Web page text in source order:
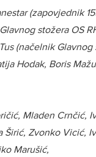
(zapovjednik
stožera OS
(načelnik
Hodak, Boris
Mladen Crnčić,
Širić, Zvonko Vicić,
Marušić,